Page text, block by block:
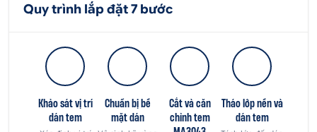
Quy trình lắp đặt 7 bước
Khảo sát vị trí
dán tem
Chuẩn bị bề
mặt dán
Cắt và căn
chỉnh tem
Tháo lớp nền và
dán tem